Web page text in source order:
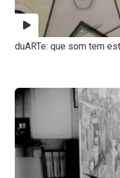
duARTe: que som tem